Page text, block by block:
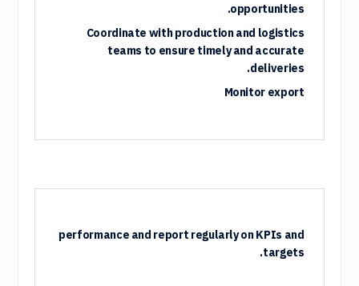
opportunities.
Coordinate with production and logistics
teams to ensure timely and accurate
deliveries.
Monitor export
performance and report regularly on KPIs and
targets.